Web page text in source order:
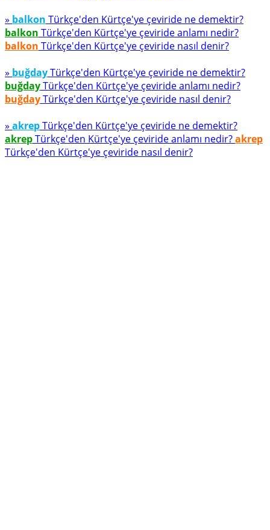
» balkon Türkçe'den Kürtçe'ye çeviride ne demektir?
balkon Türkçe'den Kürtçe'ye çeviride anlamı nedir?
balkon Türkçe'den Kürtçe'ye çeviride nasıl denir?
» buğdayTürkçe'den Kürtçe'ye çeviride ne demektir?
buğdayTürkçe'den Kürtçe'ye çeviride anlamı nedir?
buğdayTürkçe'den Kürtçe'ye çeviride nasıl denir?
» akrepTürkçe'den Kürtçe'ye çeviride ne demektir?
akrepTürkçe'den Kürtçe'ye çeviride anlamı nedir?akrep
Türkçe'den Kürtçe'ye çeviride nasıl denir?